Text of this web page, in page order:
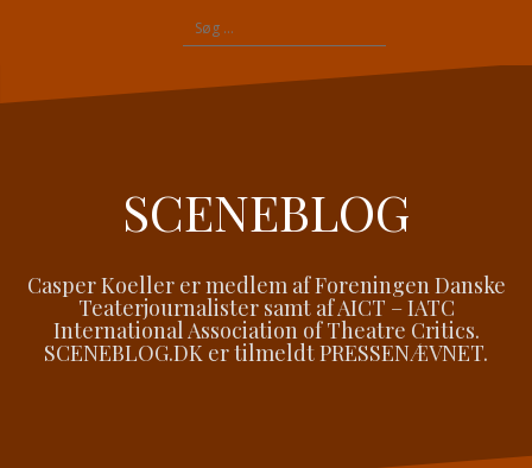
Søg
efter:
SCENEBLOG
Casper Koeller er medlem af Foreningen Danske
Teaterjournalister samt af AICT – IATC
International Association of Theatre Critics.
SCENEBLOG.DK er tilmeldt PRESSENÆVNET.